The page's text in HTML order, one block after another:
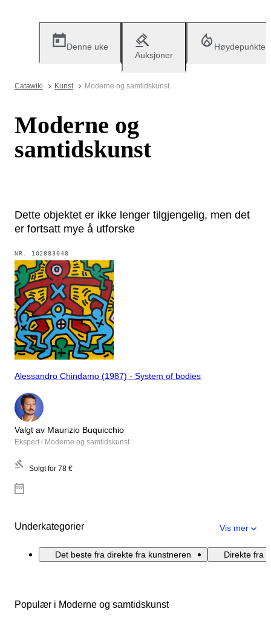
Denne uke
Auksjoner
Høydepunkter
Catawiki Kunst Moderne og samtidskunst
Moderne og
samtidskunst
Dette objektet er ikke lenger tilgjengelig, men det
er fortsatt mye å utforske
NR. 102883048
Alessandro Chindamo (1987) - System of bodies
Valgt av Maurizio Buquicchio
Ekspert i Moderne og samtidskunst
Solgt for 78 €
Underkategorier Vis mer
Det beste fra direkte fra kunstneren Direkte fra
Populær i Moderne og samtidskunst